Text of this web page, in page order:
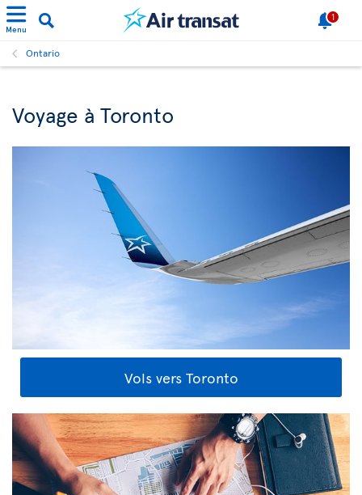
Menu
1
Ontario
Voyage à Toronto
Vols vers Toronto